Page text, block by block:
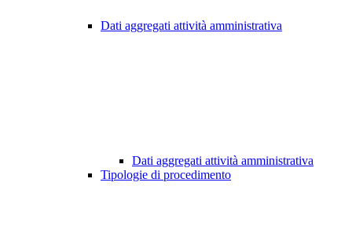
Dati aggregati attività amministrativa
Dati aggregati attività amministrativa
Tipologie di procedimento